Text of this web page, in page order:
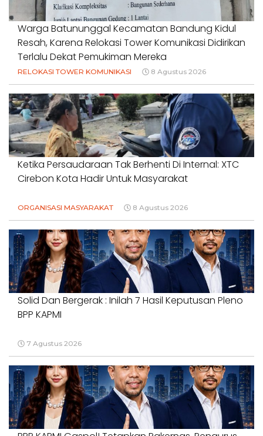
Warga Batununggal Kecamatan Bandung Kidul
Resah, Karena Relokasi Tower Komunikasi Didirikan
Terlalu Dekat Pemukiman Mereka
RELOKASI TOWER KOMUNIKASI 8 Agustus 2026
Ketika Persaudaraan Tak Berhenti Di Internal: XTC
Cirebon Kota Hadir Untuk Masyarakat
ORGANISASI MASYARAKAT 8 Agustus 2026
Solid Dan Bergerak : Inilah 7 Hasil Keputusan Pleno
BPP KAPMI
7 Agustus 2026